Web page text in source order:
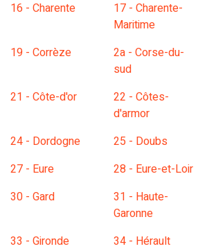
16 - Charente
17 - Charente-
Maritime
19 - Corrèze
2a - Corse-du-
sud
21 - Côte-d'or
22 - Côtes-
d'armor
24 - Dordogne 25 - Doubs
27 - Eure
28 - Eure-et-Loir
30 - Gard
31 - Haute-
Garonne
33 - Gironde 34 - Hérault